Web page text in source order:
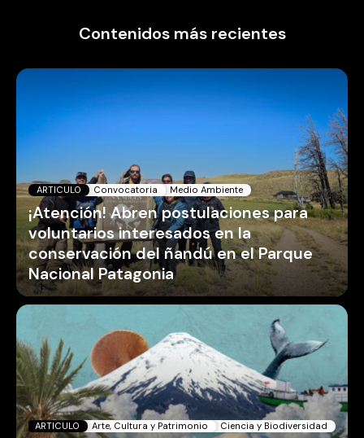
Contenidos más recientes
ARTICULO Convocatoria Medio Ambiente
¡Atención! Abren postulaciones para
voluntarios interesados en la
conservación del ñandú en el Parque
Nacional Patagonia
ARTICULO Arte, Cultura y Patrimonio Ciencia y Biodiversidad